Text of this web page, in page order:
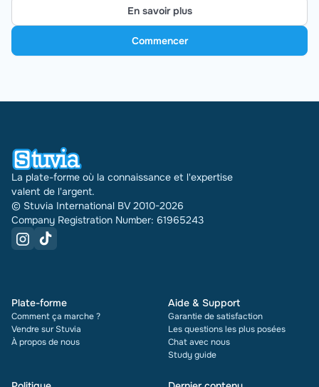
En savoir plus
Commencer
La plate-forme où la connaissance et l'expertise
valent de l'argent.
© Stuvia International BV 2010-2026
Company Registration Number: 61965243
Plate-forme
Comment ça marche ?
Vendre sur Stuvia
À propos de nous
Aide & Support
Garantie de satisfaction
Les questions les plus posées
Chat avec nous
Study guide